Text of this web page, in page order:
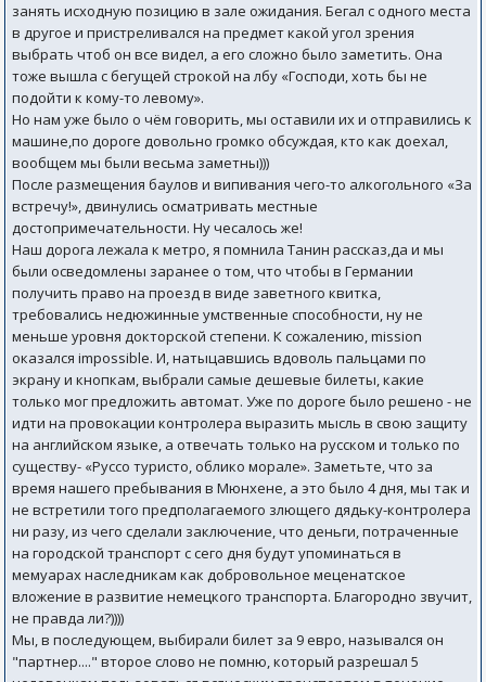
занять исходную позицию в зале ожидания. Бегал с одного места
в другое и пристреливался на предмет какой угол зрения
выбрать чтоб он все видел, а его сложно было заметить. Она
тоже вышла с бегущей строкой на лбу «Господи, хоть бы не
подойти к кому-то левому».
Но нам уже было о чём говорить, мы оставили их и отправились к
машине,по дороге довольно громко обсуждая, кто как доехал,
вообщем мы были весьма заметны)))
После размещения баулов и випивания чего-то алкогольного «За
встречу!», двинулись осматривать местные
достопримечательности. Ну чесалось же!
Наш дорога лежала к метро, я помнила Танин рассказ,да и мы
были осведомлены заранее о том, что чтобы в Германии
получить право на проезд в виде заветного квитка,
требовались недюжинные умственные способности, ну не
меньше уровня докторской степени. К сожалению, mission
оказался impossible. И, натыцавшись вдоволь пальцами по
экрану и кнопкам, выбрали самые дешевые билеты, какие
только мог предложить автомат. Уже по дороге было решено - не
идти на провокации контролера выразить мысль в свою защиту
на английском языке, а отвечать только на русском и только по
существу- «Руссо туристо, облико морале». Заметьте, что за
время нашего пребывания в Мюнхене, а это было 4 дня, мы так и
не встретили того предполагаемого злющего дядьку-контролера
ни разу, из чего сделали заключение, что деньги, потраченные
на городской транспорт с сего дня будут упоминаться в
мемуарах наследникам как добровольное меценатское
вложение в развитие немецкого транспорта. Благородно звучит,
не правда ли?))))
Мы, в последующем, выбирали билет за 9 евро, назывался он
"партнер...." второе слово не помню, который разрешал 5